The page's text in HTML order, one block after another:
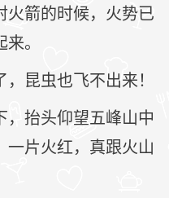
火箭的时候，火势已
。
昆虫也飞不出来！
，抬头仰望五峰山中
一片火红，真跟火山